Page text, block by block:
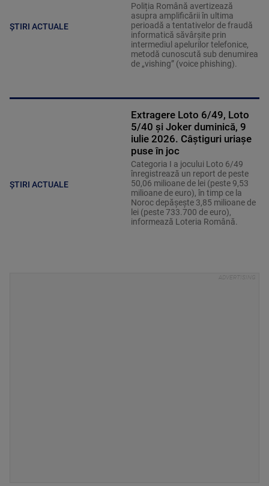
ȘTIRI ACTUALE
Poliția Română avertizează
asupra amplificării în ultima
perioadă a tentativelor de fraudă
informatică săvârșite prin
intermediul apelurilor telefonice,
metodă cunoscută sub denumirea
de „vishing” (voice phishing).
ȘTIRI ACTUALE
Extragere Loto 6/49, Loto
5/40 și Joker duminică, 9
iulie 2026. Câștiguri uriașe
puse în joc
Categoria I a jocului Loto 6/49
înregistrează un report de peste
50,06 milioane de lei (peste 9,53
milioane de euro), în timp ce la
Noroc depăşeşte 3,85 milioane de
lei (peste 733.700 de euro),
informează Loteria Română.